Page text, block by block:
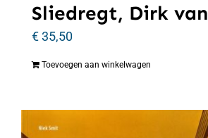
Sliedregt, Dirk van
€35,50
Toevoegen aan winkelwagen